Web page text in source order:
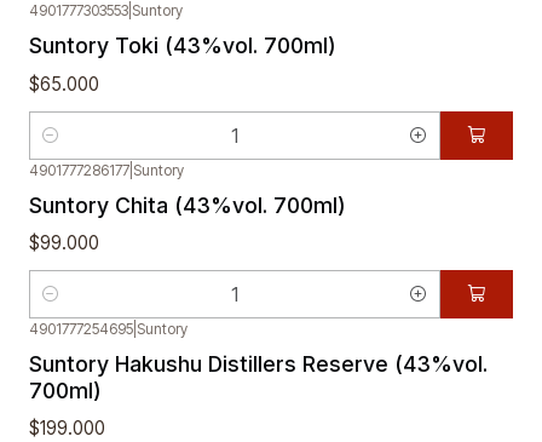
4901777303553 Suntory
Suntory Toki (43%vol. 700ml)
$65.000
Cantidad
4901777286177 Suntory
Suntory Chita (43%vol. 700ml)
$99.000
Cantidad
4901777254695 Suntory
Suntory Hakushu Distillers Reserve (43%vol.
700ml)
$199.000